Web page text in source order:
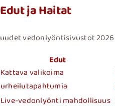
Edut ja Haitat
uudet vedonlyöntisivustot 2026
Edut
Kattava valikoima
urheilutapahtumia
Live-vedonlyönti mahdollisuus